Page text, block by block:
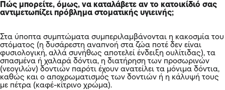
Πώς μπορείτε, όμως, να καταλάβετε αν το κατοικίδιό σας
αντιμετωπίζει πρόβλημα στοματικής υγιεινής;
Στα ύποπτα συμπτώματα συμπεριλαμβάνονται η κακοσμία του
στόματος (η δυσάρεστη αναπνοή στα ζώα ποτέ δεν είναι
φυσιολογική, αλλά συνήθως αποτελεί ένδειξη ουλίτιδας), τα
σπασμένα ή χαλαρά δόντια, η διατήρηση των προσωρινών
(νεογιλών) δοντιών παρότι έχουν ανατείλει τα μόνιμα δόντια,
καθώς και ο αποχρωματισμός των δοντιών ή η κάλυψή τους
με πέτρα (καφέ-κίτρινο χρώμα).